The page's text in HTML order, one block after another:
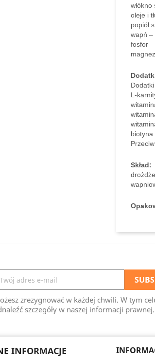
oleje i
popiół
wapń –
fosfor
L-
biotyna
Skład:
zrezygnować w każdej chwili. W tym
szczegóły w naszej informacji prawnej.
INFORMACJE